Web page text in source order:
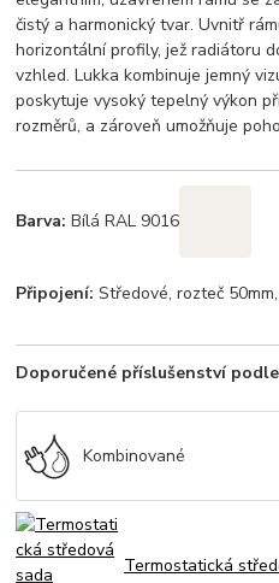
čistý a harmonický tvar. Uvnitř
horizontální profily, jež radiátoru
vzhled. Lukka kombinuje jemný
poskytuje vysoký tepelný výkon
rozměrů, a zároveň umožňuje
Barva: Bílá RAL 9016
Připojení: Středové, rozteč
Doporučené příslušenství
Kombinované
Termostatická